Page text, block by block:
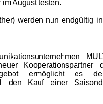
August testen.
werden nun endgültig
Kooperationspartner
ermöglicht es
den Kauf einer